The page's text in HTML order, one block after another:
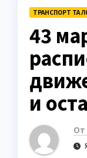
ТРАНСПОРТ ТА
43
и
От